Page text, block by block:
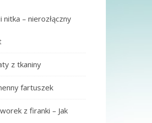
i nitka – nierozłączny
z tkaniny
fartuszek
z firanki – Jak